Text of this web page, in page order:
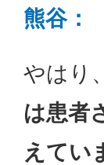
熊谷：
やはり
は患者
えてい